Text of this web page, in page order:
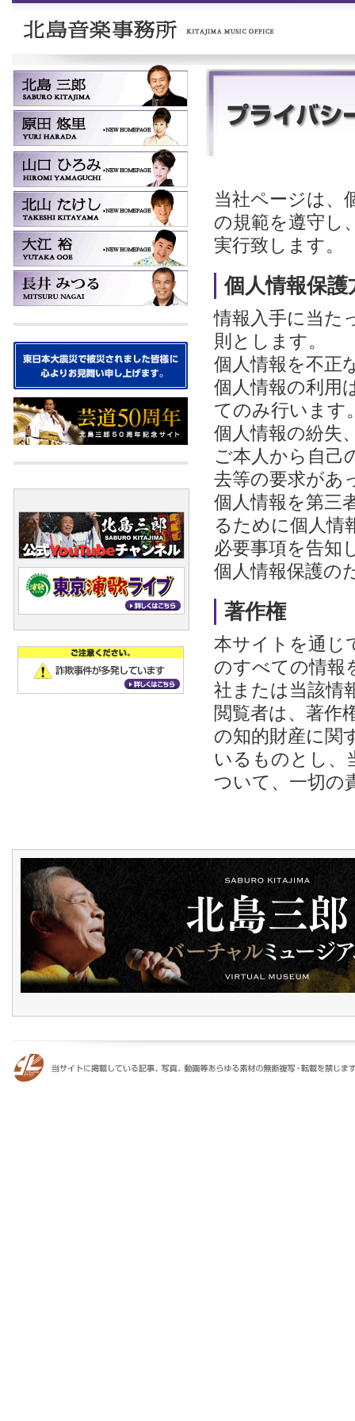
当社ページは、
の規範を遵守し
実行致します。
個人情報保護
情報入手に当た
則とします。
個人情報を不正
個人情報の利用
てのみ行います
個人情報の紛失
ご本人から自己
去等の要求があ
個人情報を第三
るために個人情
必要事項を告知
個人情報保護の
著作権
本サイトを通じ
のすべての情報
社または当該情
閲覧者は、著作
の知的財産に関
いるものとし、
ついて、一切の